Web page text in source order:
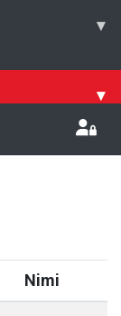
▾
▾
Nimi